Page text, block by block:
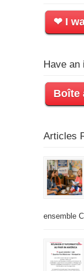
❤ I
Have an
Boîte
Articles
ensemble